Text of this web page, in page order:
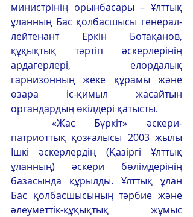
министрінің орынбасары – Ұлттық
ұланның Бас қолбасшысы генерал-
лейтенант Еркін Ботақанов,
құқықтық тәртіп әскерлерінің
ардагерлері, елордалық
гарнизонның жеке құрамы және
өзара іс-қимыл жасайтын
органдардың өкілдері қатысты.
патриоттық қозғалысы 2003 жылы
Ішкі әскерлердің (Қазіргі Ұлттық
ұланның) әскери бөлімдерінің
базасында құрылды. Ұлттық ұлан
Бас қолбасшысының тәрбие және
әлеуметтік-құқықтық жұмыс